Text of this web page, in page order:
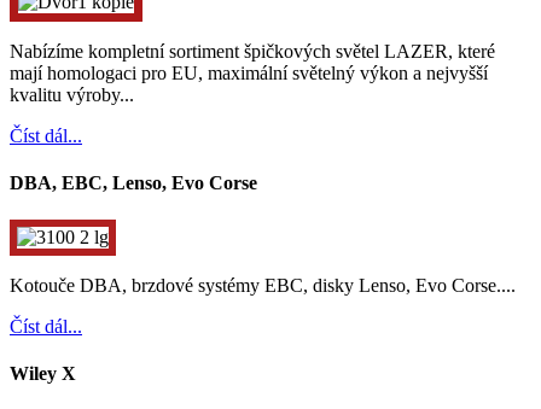
Nabízíme kompletní sortiment špičkových světel LAZER, které
mají homologaci pro EU, maximální světelný výkon a nejvyšší
kvalitu výroby...
Číst dál...
DBA, EBC, Lenso, Evo Corse
Kotouče DBA, brzdové systémy EBC, disky Lenso, Evo Corse....
Číst dál...
Wiley X